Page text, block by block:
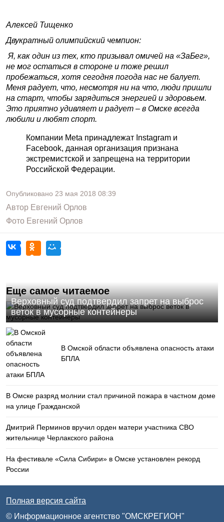
Алексей Тищенко
Двукратный олимпийский чемпион:
Я, как один из тех, кто призывал омичей на «ЗаБег»,
не мог остаться в стороне и тоже решил
пробежаться, хотя сегодня погода нас не балует.
Меня радует, что, несмотря ни на что, люди пришли
на старт, чтобы зарядиться энергией и здоровьем.
Это приятно удивляет и радует – в Омске всегда
любили и любят спорт.
Компании Meta принадлежат Instagram и
Facebook, данная организация признана
экстремистской и запрещена на территории
Российской Федерации.
Опубликовано 23 мая 2018 08:39
Автор Евгений Орлов
Фото Евгений Орлов
Еще самое читаемое
Верховный суд подтвердил запрет на выброс
веток в мусорные контейнеры
В Омской области объявлена опасность атаки
БПЛА
В Омске разряд молнии стал причиной пожара в частном доме
на улице Гражданской
Дмитрий Перминов вручил орден матери участника СВО
жительнице Черлакского района
На фестивале «Сила Сибири» в Омске установлен рекорд
России
Полная версия сайта
© Информационное агентство "ОМСКРЕГИОН"